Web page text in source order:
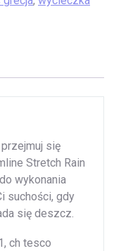
się
Stretch Rain
wykonania
suchości, gdy
się deszcz.
ch tesco